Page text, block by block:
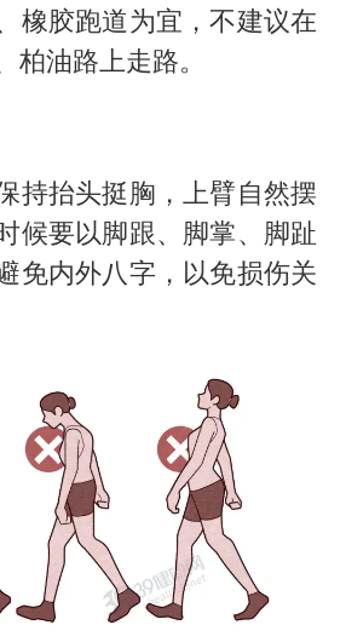
橡胶跑道为宜，不建议在
柏油路上走路。
持抬头挺胸，上臂自然摆
候要以脚跟、脚掌、脚趾
免内外八字，以免损伤关